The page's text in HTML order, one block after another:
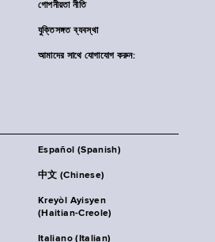
গোপনীয়তা নীতি
যুক্তিসঙ্গত ব্যবস্থা
আমাদের সাথে যোগাযোগ করুন:
Español (Spanish)
中文 (Chinese)
Kreyòl Ayisyen
(Haitian-Creole)
Italiano (Italian)